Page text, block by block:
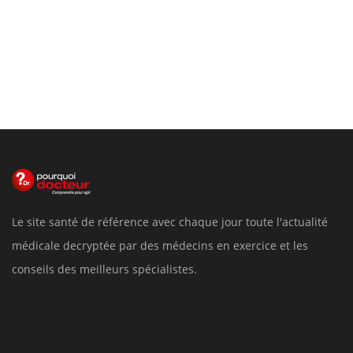
Le site santé de référence avec chaque jour toute l'actualité
médicale decryptée par des médecins en exercice et les
conseils des meilleurs spécialistes.